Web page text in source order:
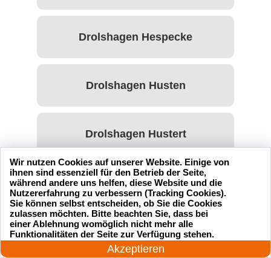
Drolshagen Hespecke
Drolshagen Husten
Drolshagen Hustert
Drolshagen Hützemert
Drolshagen Iseringhausen
24 Stunden am Tag
Akzeptieren
Wir nutzen Cookies auf unserer Website. Einige von
ihnen sind essenziell für den Betrieb der Seite,
während andere uns helfen, diese Website und die
Nutzererfahrung zu verbessern (Tracking Cookies).
Sie können selbst entscheiden, ob Sie die Cookies
zulassen möchten. Bitte beachten Sie, dass bei
einer Ablehnung womöglich nicht mehr alle
Funktionalitäten der Seite zur Verfügung stehen.